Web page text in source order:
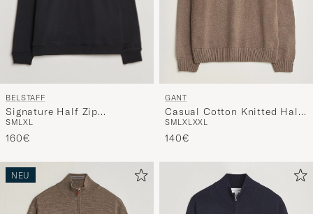
BELSTAFF
Signature Half Zip
Sweatshirt Black
SMLXL
160€
GANT
Casual Cotton Knitted Half
Zip Dark Hazelnut Melange
SMLXLXXL
140€
NEU